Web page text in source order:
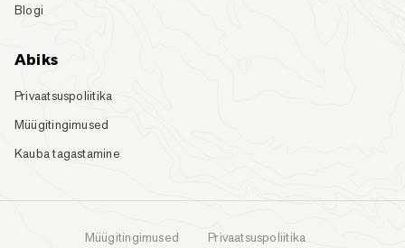
Blogi
Abiks
Privaatsuspoliitika
Müügitingimused
Kauba tagastamine
Müügitingimused Privaatsuspoliitika